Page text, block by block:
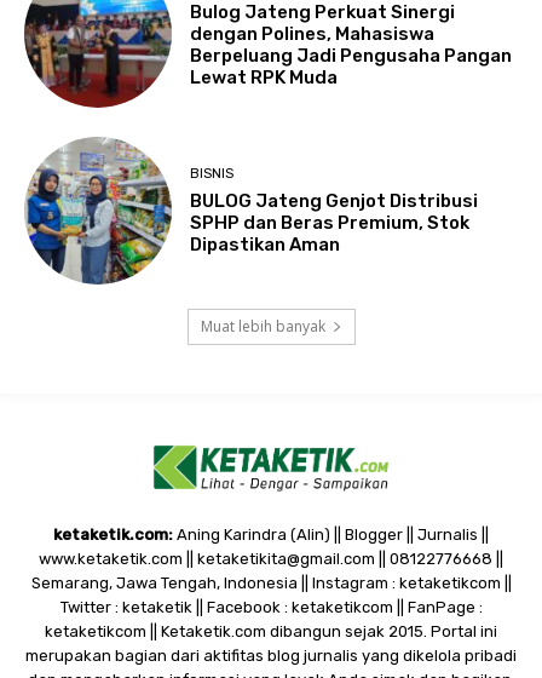
Bulog Jateng Perkuat Sinergi
dengan Polines, Mahasiswa
Berpeluang Jadi Pengusaha Pangan
Lewat RPK Muda
BISNIS
BULOG Jateng Genjot Distribusi
SPHP dan Beras Premium, Stok
Dipastikan Aman
Muat lebih banyak
ketaketik.com: Aning Karindra (Alin) || Blogger || Jurnalis ||
www.ketaketik.com || ketaketikita@gmail.com || 08122776668 ||
Semarang, Jawa Tengah, Indonesia || Instagram : ketaketikcom ||
Twitter : ketaketik || Facebook : ketaketikcom || FanPage :
ketaketikcom || Ketaketik.com dibangun sejak 2015. Portal ini
merupakan bagian dari aktifitas blog jurnalis yang dikelola pribadi